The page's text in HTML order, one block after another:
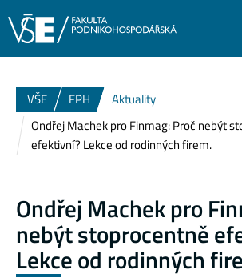
VŠE FPH
Aktuality
Ondřej Machek pro Finmag: Proč nebýt
efektivní? Lekce od rodinných firem.
Ondřej Machek pro
nebýt stoprocentně
Lekce od rodinných